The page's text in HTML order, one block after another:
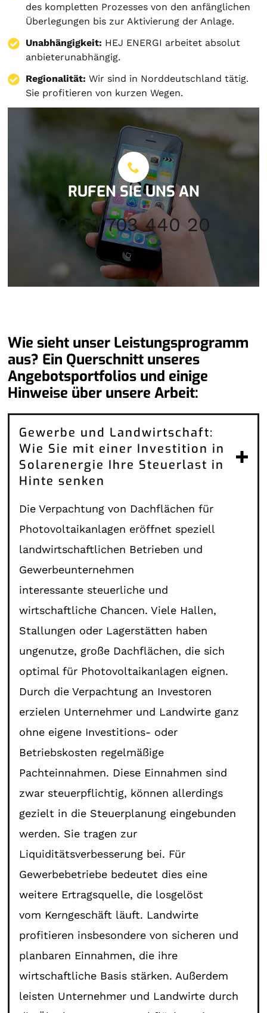
des kompletten Prozesses von den anfänglichen
Überlegungen bis zur Aktivierung der Anlage.
Unabhängigkeit: HEJ ENERGI arbeitet absolut
anbieterunabhängig.
Regionalität: Wir sind in Norddeutschland tätig.
Sie profitieren von kurzen Wegen.
RUFEN SIE UNS AN
0451 703 440 20
Wie sieht unser Leistungsprogramm
aus? Ein Querschnitt unseres
Angebotsportfolios und einige
Hinweise über unsere Arbeit:
Gewerbe und Landwirtschaft:
Wie Sie mit einer Investition in
Solarenergie Ihre Steuerlast in
Hinte senken
Die Verpachtung von Dachflächen für
Photovoltaikanlagen eröffnet speziell
landwirtschaftlichen Betrieben und
Gewerbeunternehmen
interessante steuerliche und
wirtschaftliche Chancen. Viele Hallen,
Stallungen oder Lagerstätten haben
ungenutze, große Dachflächen, die sich
optimal für Photovoltaikanlagen eignen.
Durch die Verpachtung an Investoren
erzielen Unternehmer und Landwirte ganz
ohne eigene Investitions- oder
Betriebskosten regelmäßige
Pachteinnahmen. Diese Einnahmen sind
zwar steuerpflichtig, können allerdings
gezielt in die Steuerplanung eingebunden
werden. Sie tragen zur
Liquiditätsverbesserung bei. Für
Gewerbebetriebe bedeutet dies eine
weitere Ertragsquelle, die losgelöst
vom Kerngeschäft läuft. Landwirte
profitieren insbesondere von sicheren und
planbaren Einnahmen, die ihre
wirtschaftliche Basis stärken. Außerdem
leisten Unternehmer und Landwirte durch